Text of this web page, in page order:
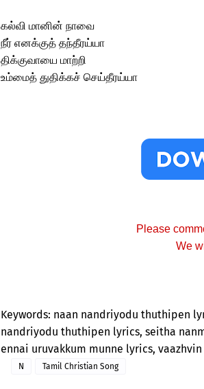
கல்வி மானின் நாவை
நீர் எனக்குத் தந்தீரய்யா
திக்குவாயை மாற்றி
உம்மைத் துதிக்கச் செய்தீரய்யா
Please
We
Keywords: naan nandriyodu thuthipen
nandriyodu thuthipen lyrics, seitha
ennai uruvakkum munne lyrics,
N Tamil Christian Song